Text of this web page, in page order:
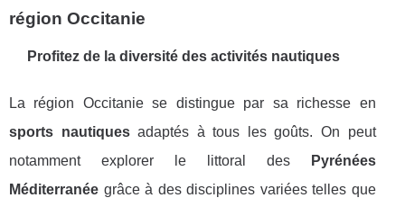
région Occitanie
Profitez de la diversité des activités nautiques
La région Occitanie se distingue par sa richesse en
sports nautiquesadaptés à tous les goûts. On peut
notamment explorer le littoral des
Pyrénées
Méditerranée grâce à des disciplines variées telles que